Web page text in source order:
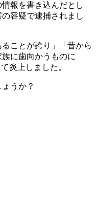
報を書き込んだとし
容疑で逮捕されまし
ことが誇り」「昔から
に歯向かうものに
炎上しました。
うか？